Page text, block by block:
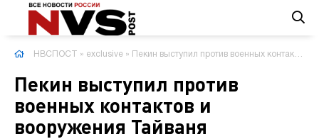
НВСПОСТ » exclusive » Пекин выступил против военных контактов и вооружения Тайваня
Пекин выступил против
военных контактов и
вооружения Тайваня